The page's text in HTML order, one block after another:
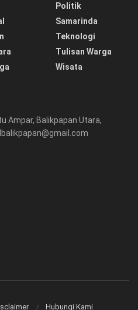
Politik
Samarinda
Teknologi
Tulisan Warga
Wisata
Ampar, Balikpapan Utara,
Hubungi Kami